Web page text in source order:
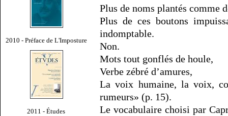
2010 - Préface de L'Imposture
2011 - Études
Plus de noms plantés comme
Plus de ces boutons
indomptable.
Non.
Mots tout gonflés de houle,
Verbe zébré d’amures,
La voix humaine, la voix,
rumeurs» (p. 15).
Le vocabulaire choisi par